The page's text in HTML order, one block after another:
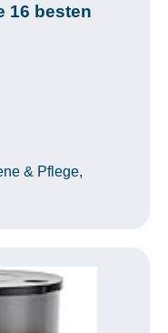
16 besten
& Pflege,